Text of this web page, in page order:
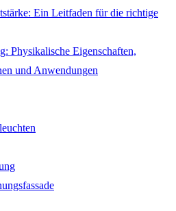
Ein Leitfaden für die richtige
Physikalische Eigenschaften,
und Anwendungen